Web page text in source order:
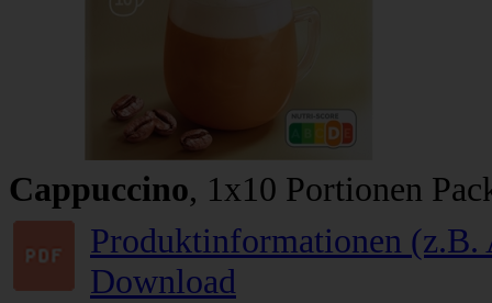
Cappuccino, 1x10 Portionen
Produktinformationen
Download